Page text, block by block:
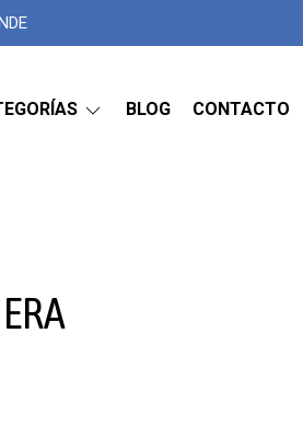
BLOG CONTACTO